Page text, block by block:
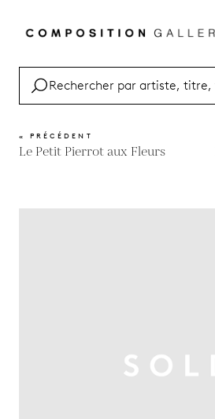
« PRÉCÉDENT
Le Petit Pierrot aux Fleurs